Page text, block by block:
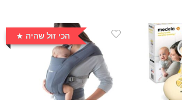
הכי זול שהיה